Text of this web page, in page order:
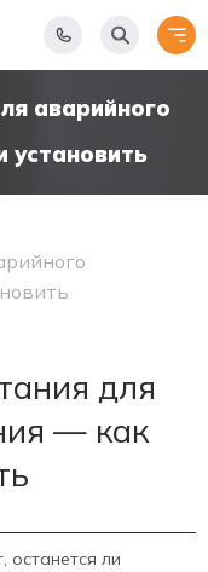
аварийного
для
— как
останется ли